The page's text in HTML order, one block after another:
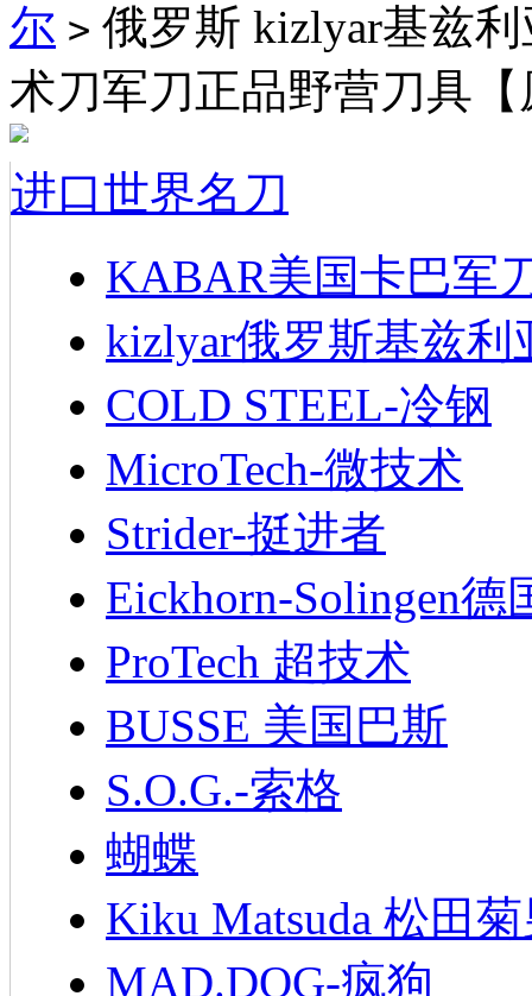
尔 > 俄罗斯 kizlyar基兹
术刀军刀正品野营刀具
进口世界名刀
KABAR美国卡巴军
kizlyar俄罗斯基兹利
COLD STEEL-冷钢
MicroTech-微技术
Strider-挺进者
Eickhorn-Solingen德
ProTech 超技术
BUSSE 美国巴斯
S.O.G.-索格
蝴蝶
Kiku Matsuda 松田
MAD.DOG-疯狗